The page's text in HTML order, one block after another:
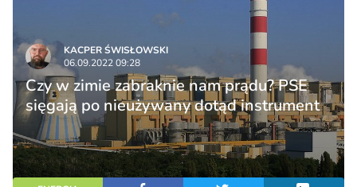
KACPER ŚWISŁO­WSKI
06.09.2022 09:28
Czy w zimie zabraknie nam prądu? PSE
sięgają po nieużywany dotąd instrument